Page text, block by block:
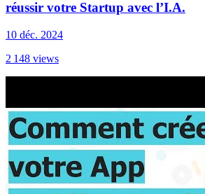
réussir votre Startup avec l’I.A.
10 déc. 2024
2 148 views